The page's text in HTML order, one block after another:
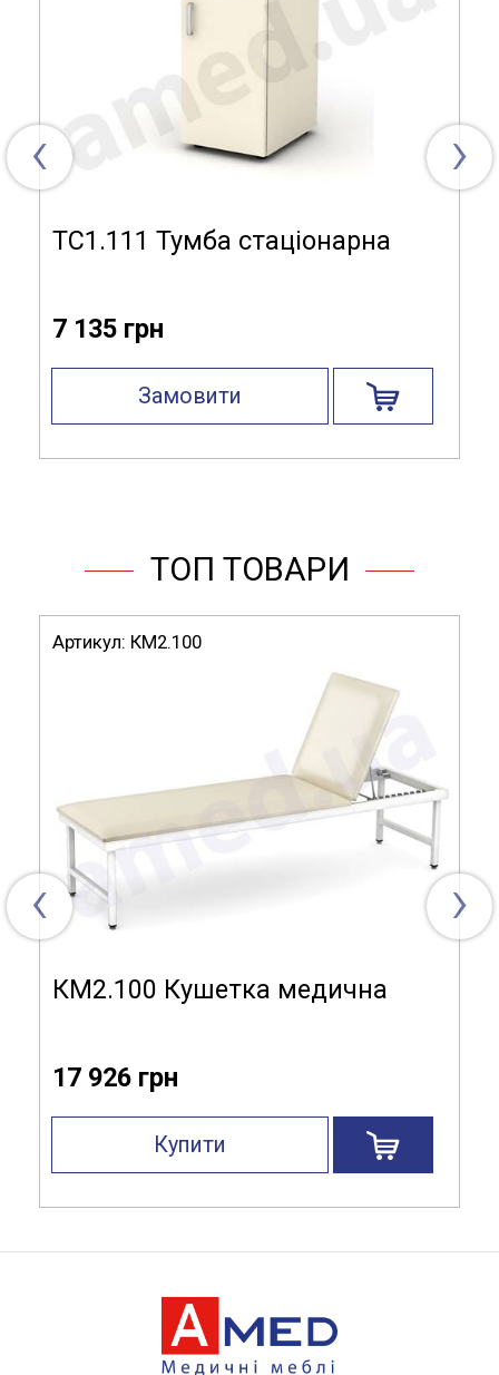
Модель ТМ9.200
Матеріал
виготовлення:
алюмінієвий профіль, ламінат,
ламінована ДСП
‹
ТС1.111 Тумба стаціонарна
7 135 грн
Замовити
›
ТОП ТОВАРИ
‹
Артикул: КМ2.100
КМ2.100 Кушетка медична
17 926 грн
Купити
›